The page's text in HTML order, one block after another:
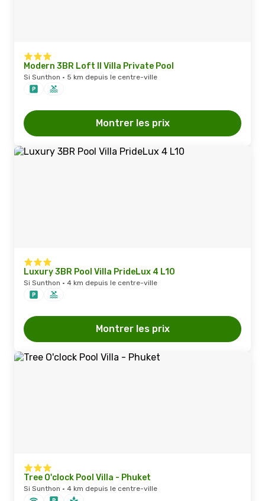
Modern 3BR Loft II Villa Private Pool
Si Sunthon · 5 km depuis le centre-ville
Montrer les prix
Luxury 3BR Pool Villa PrideLux 4 L10
Si Sunthon · 4 km depuis le centre-ville
Montrer les prix
Tree O'clock Pool Villa - Phuket
Si Sunthon · 4 km depuis le centre-ville